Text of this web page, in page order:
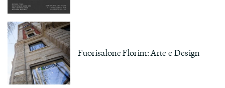
Fuorisalone Florim: Arte e Design